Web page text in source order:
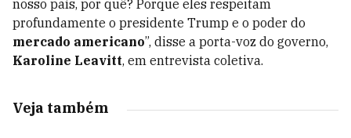
nosso país, por quê? Porque eles respeitam
profundamente o presidente Trump e o poder do
mercado americano”, disse a porta-voz do governo,
Karoline Leavitt, em entrevista coletiva.
Veja também